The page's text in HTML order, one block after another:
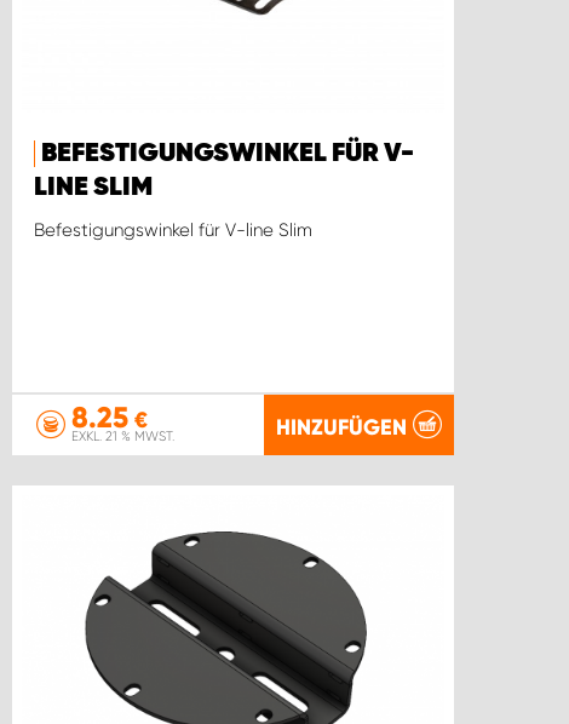
BEFESTIGUNGSWINKEL FÜR V-
LINE SLIM
Befestigungswinkel für V-line Slim
8.25 €
EXKL. 21 % MWST. HINZUFÜGEN